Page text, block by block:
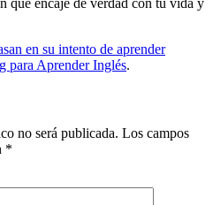
en su intento de aprender
para Aprender Inglés.
no será publicada. Los campos
*